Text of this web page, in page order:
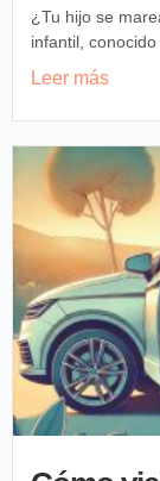
¿Tu hijo se
infantil,
Leer más